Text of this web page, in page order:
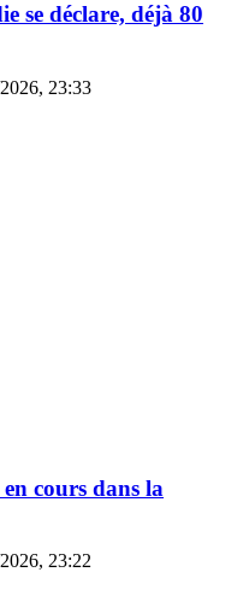
se déclare, déjà 80
23:33
cours dans la
23:22